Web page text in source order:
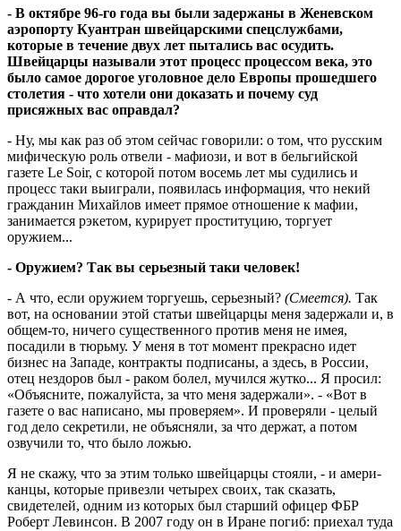
- В октябре 96-го года вы были задержаны в Женевском
аэропорту Куан­т­ран швейцарскими спецслужбами,
которые в течение двух лет пытались вас осудить.
Швейцарцы называли этот процесс процессом века, это
было самое дорогое уголовное дело Европы прошедшего
столетия - что хотели они доказать и почему суд
присяжных вас оправдал?
- Ну, мы как раз об этом сейчас говорили: о том, что русским
мифическую роль отвели - мафиози, и вот в бельгийской
газете Le Soir, с которой потом восемь лет мы судились и
процесс таки выиграли, появилась информация, что некий
гражданин Михайлов имеет прямое отношение к мафии,
занимается рэкетом, курирует проституцию, торгует
оружием...
- Оружием? Так вы серьезный таки человек!
- А что, если оружием торгуешь, серьезный? (Смеется). Так
вот, на основании этой статьи швейцарцы меня задержали и, в
общем-то, ничего существенного против меня не имея,
посадили в тюрьму. У меня в тот момент прекрасно идет
бизнес на Западе, контракты подписаны, а здесь, в России,
отец не­здоров был - раком болел, мучился жутко... Я просил:
«Объясните, пожалуйста, за что меня задержали». - «Вот в
газете о вас написано, мы проверяем». И проверяли - целый
год дело секретили, не объясняли, за что держат, а потом
озвучили то, что было ло­жью.
Я не скажу, что за этим только швейцарцы стояли, - и амери­
канцы, которые при­­везли четырех своих, так сказать,
свидетелей, од­ним из которых был старший офи­цер ФБР
Роберт Левинсон. В 2007 году он в Иране погиб: приехал туда